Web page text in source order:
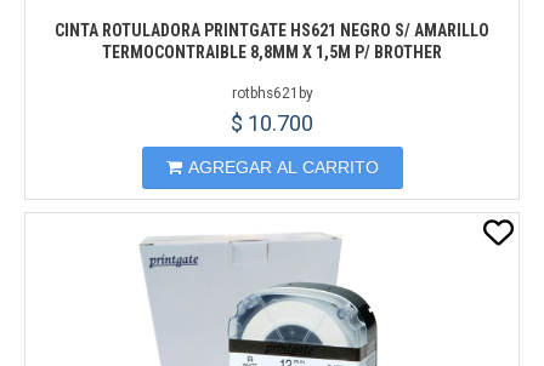
CINTA ROTULADORA PRINTGATE HS621 NEGRO S/ AMARILLO
TERMOCONTRAIBLE 8,8MM X 1,5M P/ BROTHER
rotbhs621by
$ 10.700
AGREGAR AL CARRITO